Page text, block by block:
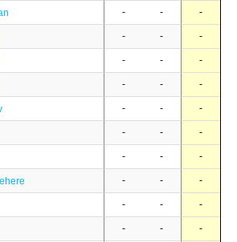
- - -
- - -
- - -
- - -
- - -
- - -
- - -
- - -
- - -
- - -